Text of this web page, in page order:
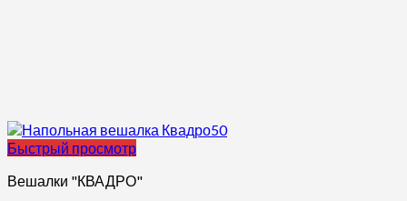
Быстрый просмотр
Вешалки "КВАДРО"